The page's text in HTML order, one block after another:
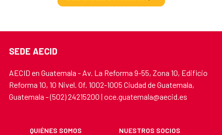
SEDE AECID
AECID en Guatemala - Av. La Reforma 9-55, Zona 10, Edificio
Reforma 10, 10 Nivel. Of. 1002-1005 Ciudad de Guatemala,
Guatemala - (502) 24215200 | oce.guatemala@aecid.es
QUIÉNES SOMOS NUESTROS SOCIOS